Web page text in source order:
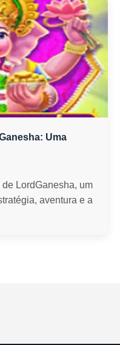
Uma
LordGanesha, um
aventura e a